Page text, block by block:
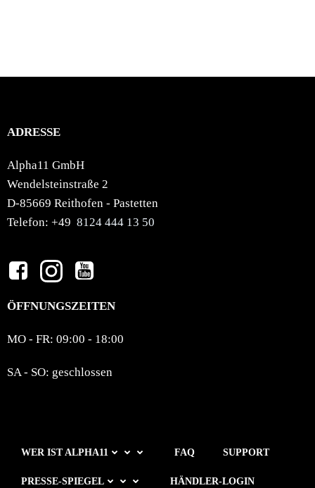
ADRESSE
Alpha11 GmbH
Wendelsteinstraße 2
D-85669 Reithofen - Pastetten
Telefon: +49 8124 444 13 50
ÖFFNUNGSZEITEN
MO - FR: 09:00 - 18:00
SA - SO: geschlossen
WER IST ALPHA11 FAQ SUPPORT
PRESSE-SPIEGEL HÄNDLER-LOGIN